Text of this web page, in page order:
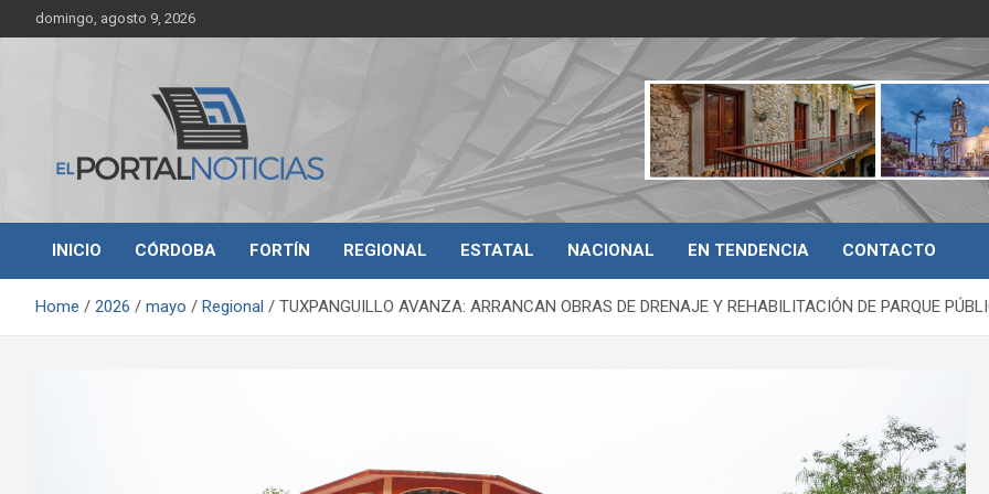
to
domingo, agosto 9, 2026
El Portal Noticias
INICIO CÓRDOBA FORTÍN REGIONAL ESTATAL NACIONAL EN TENDENCIA CONTACTO
Home 2026 mayo Regional TUXPANGUILLO AVANZA: ARRANCAN OBRAS DE DRENAJE Y REHABILITACIÓN DE PARQUE